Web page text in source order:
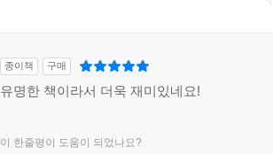
종이책 구매
유명한 책이라서 더욱 재미있네요!
이 한줄평이 도움이 되었나요?